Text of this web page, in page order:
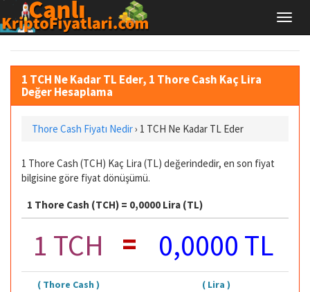
1 TCH Ne Kadar TL Eder, 1 Thore Cash Kaç Lira
Değer Hesaplama
Thore Cash Fiyatı Nedir› 1 TCH Ne Kadar TL Eder
1 Thore Cash (TCH) Kaç Lira (TL) değerindedir, en son fiyat
bilgisine göre fiyat dönüşümü.
1 Thore Cash (TCH) = 0,0000 Lira (TL)
1 TCH = 0,0000 TL
( Thore Cash ) ( Lira )